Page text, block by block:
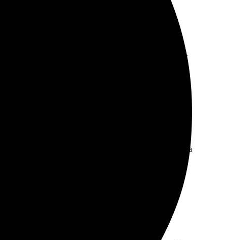
цвет яркий! Доставка быстрая и аккуратная.
и выбрала подходящий шаблон. Работа оператора на
месяце закажу снова!